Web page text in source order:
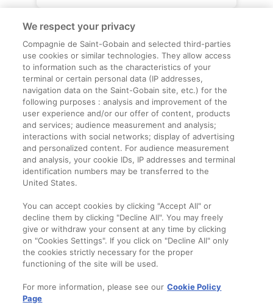
Informații legale
Termeni și condiții
Companie
Despre noi
Contact
We respect your privacy
Compagnie de Saint-Gobain and selected third-parties
use cookies or similar technologies. They allow access
to information such as the characteristics of your
terminal or certain personal data (IP addresses,
navigation data on the Saint-Gobain site, etc.) for the
following purposes : analysis and improvement of the
user experience and/or our offer of content, products
and services; audience measurement and analysis;
interactions with social networks; display of advertising
and personalized content. For audience measurement
and analysis, your cookie IDs, IP addresses and terminal
identification numbers may be transferred to the
United States.
You can accept cookies by clicking "Accept All" or
decline them by clicking "Decline All". You may freely
give or withdraw your consent at any time by clicking
on "Cookies Settings". If you click on "Decline All" only
the cookies strictly necessary for the proper
functioning of the site will be used.
For more information, please see our Cookie Policy
Page